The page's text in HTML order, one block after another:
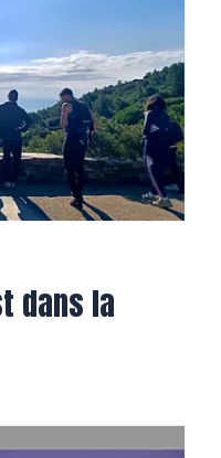
dans la